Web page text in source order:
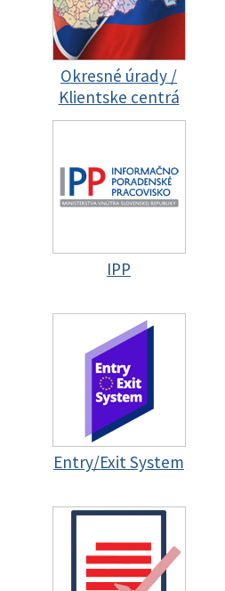
Okresné úrady /
Klientske centrá
IPP
Entry/Exit System